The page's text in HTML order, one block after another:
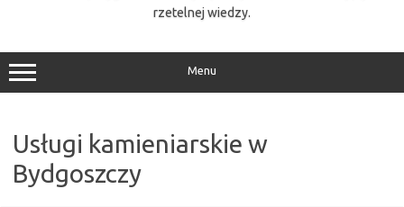
rzetelnej wiedzy.
Menu
Usługi kamieniarskie w
Bydgoszczy